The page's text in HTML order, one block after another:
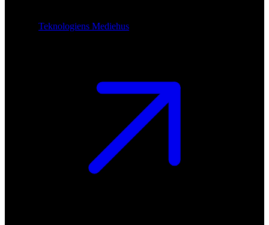
Teknologiens Mediehus